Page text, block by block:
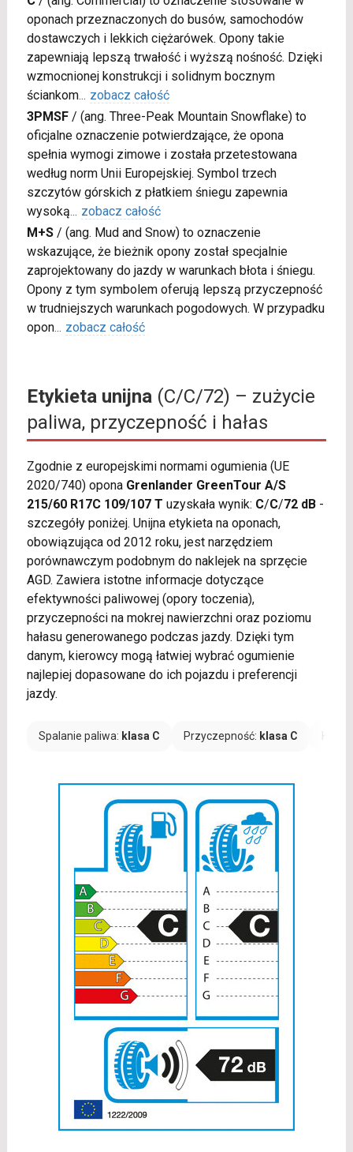
oponach przeznaczonych do busów, samochodów
dostawczych i lekkich ciężarówek. Opony takie
zapewniają lepszą trwałość i wyższą nośność. Dzięki
wzmocnionej konstrukcji i solidnym bocznym
ściankom... zobacz całość
3PMSF/ (ang. Three-Peak Mountain Snowflake) to
oficjalne oznaczenie potwierdzające, że opona
spełnia wymogi zimowe i została przetestowana
według norm Unii Europejskiej. Symbol trzech
szczytów górskich z płatkiem śniegu zapewnia
wysoką... zobacz całość
M+S/ (ang. Mud and Snow) to oznaczenie
wskazujące, że bieżnik opony został specjalnie
zaprojektowany do jazdy w warunkach błota i śniegu.
Opony z tym symbolem oferują lepszą przyczepność
w trudniejszych warunkach pogodowych. W przypadku
opon... zobacz całość
Etykieta unijna(C/C/72) – zużycie
paliwa, przyczepność i hałas
Zgodnie z europejskimi normami ogumienia (UE
2020/740) opona Grenlander GreenTour A/S
215/60 R17C 109/107 T uzyskała wynik: C/C/72 dB-
szczegóły poniżej. Unijna etykieta na oponach,
obowiązująca od 2012 roku, jest narzędziem
porównawczym podobnym do naklejek na sprzęcie
AGD. Zawiera istotne informacje dotyczące
efektywności paliwowej (opory toczenia),
przyczepności na mokrej nawierzchni oraz poziomu
hałasu generowanego podczas jazdy. Dzięki tym
danym, kierowcy mogą łatwiej wybrać ogumienie
najlepiej dopasowane do ich pojazdu i preferencji
jazdy.
Spalanie paliwa: klasa C Przyczepność: klasa C